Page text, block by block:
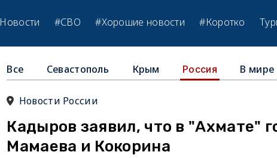
Новости #СВО #Хорошие новости #Коротко
Все Севастополь Крым Россия В мире
Новости России
Кадыров заявил, что в "Ахмате"
Мамаева‍ и Кокорина